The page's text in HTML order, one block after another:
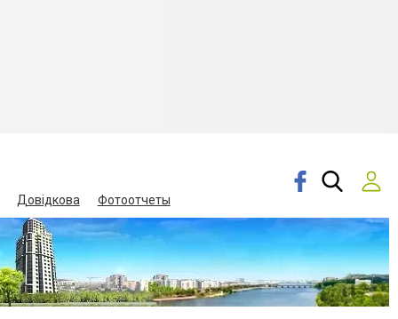
Довідкова Фотоотчеты